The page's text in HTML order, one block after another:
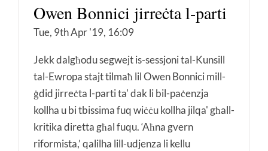
Owen Bonnici jirreċta l-parti
Tue, 9th Apr '19, 16:09
Jekk dalgħodu segwejt is-sessjoni tal-Kunsill
tal-Ewropa stajt tilmaħ lil Owen Bonnici mill-
ġdid jirreċta l-parti ta' dak li bil-paċenzja
kollha u bi tbissima fuq wiċċu kollha jilqa' għall-
kritika diretta għal fuqu. ‘Aħna gvern
riformista,’ qalilha lill-udjenza li kellu